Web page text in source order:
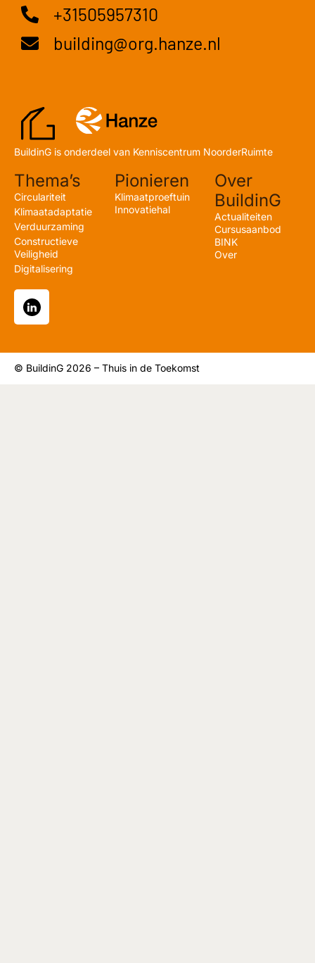
+31505957310
building@org.hanze.nl
BuildinG is onderdeel van Kenniscentrum NoorderRuimte
Thema’s
Circulariteit
Klimaatadaptatie
Verduurzaming
Constructieve
Veiligheid
Digitalisering
Pionieren
Klimaatproeftuin
Innovatiehal
Over
BuildinG
Actualiteiten
Cursusaanbod
BINK
Over
© BuildinG 2026 – Thuis in de Toekomst